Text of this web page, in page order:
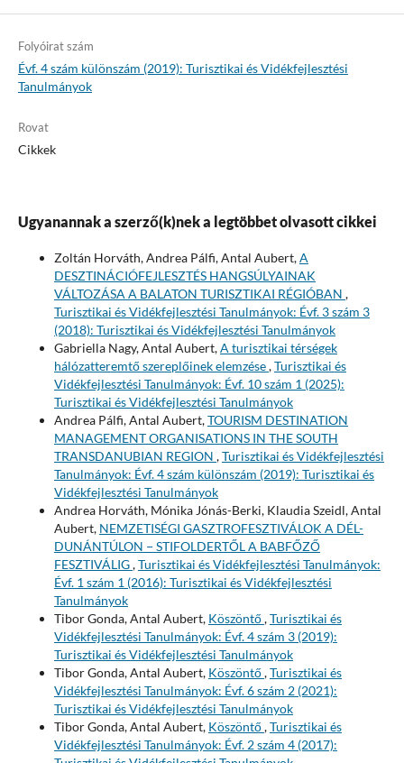
Folyóirat szám
Évf. 4 szám különszám (2019): Turisztikai és Vidékfejlesztési
Tanulmányok
Rovat
Cikkek
Ugyanannak a szerző(k)nek a legtöbbet olvasott cikkei
Zoltán Horváth, Andrea Pálfi, Antal Aubert,A
DESZTINÁCIÓFEJLESZTÉS HANGSÚLYAINAK
VÁLTOZÁSA A BALATON TURISZTIKAI RÉGIÓBAN ,
Turisztikai és Vidékfejlesztési Tanulmányok: Évf. 3 szám 3
(2018): Turisztikai és Vidékfejlesztési Tanulmányok
Gabriella Nagy, Antal Aubert,A turisztikai térségek
hálózatteremtő szereplőinek elemzése,Turisztikai és
Vidékfejlesztési Tanulmányok: Évf. 10 szám 1 (2025):
Turisztikai és Vidékfejlesztési Tanulmányok
Andrea Pálfi, Antal Aubert,TOURISM DESTINATION
MANAGEMENT ORGANISATIONS IN THE SOUTH
TRANSDANUBIAN REGION ,Turisztikai és Vidékfejlesztési
Tanulmányok: Évf. 4 szám különszám (2019): Turisztikai és
Vidékfejlesztési Tanulmányok
Andrea Horváth, Mónika Jónás-Berki, Klaudia Szeidl, Antal
Aubert, NEMZETISÉGI GASZTROFESZTIVÁLOK A DÉL-
DUNÁNTÚLON − STIFOLDERTŐL A BABFŐZŐ
FESZTIVÁLIG,Turisztikai és Vidékfejlesztési Tanulmányok:
Évf. 1 szám 1 (2016): Turisztikai és Vidékfejlesztési
Tanulmányok
Tibor Gonda, Antal Aubert, Köszöntő,Turisztikai és
Vidékfejlesztési Tanulmányok: Évf. 4 szám 3 (2019):
Turisztikai és Vidékfejlesztési Tanulmányok
Tibor Gonda, Antal Aubert, Köszöntő,Turisztikai és
Vidékfejlesztési Tanulmányok: Évf. 6 szám 2 (2021):
Turisztikai és Vidékfejlesztési Tanulmányok
Tibor Gonda, Antal Aubert, Köszöntő,Turisztikai és
Vidékfejlesztési Tanulmányok: Évf. 2 szám 4 (2017):